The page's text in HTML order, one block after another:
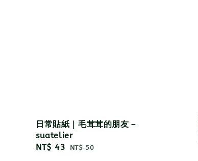
日常貼紙｜毛茸茸的朋友－
suatelier
Sale
NT$ 43 Regular
NT$ 50